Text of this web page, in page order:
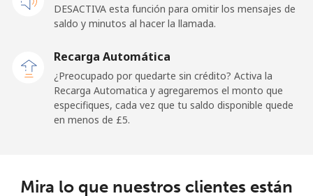
DESACTIVA esta función para omitir los mensajes de
saldo y minutos al hacer la llamada.
Recarga Automática
¿Preocupado por quedarte sin crédito? Activa la
Recarga Automatica y agregaremos el monto que
especifiques, cada vez que tu saldo disponible quede
en menos de ⁦£5⁩.
Mira lo que nuestros clientes están